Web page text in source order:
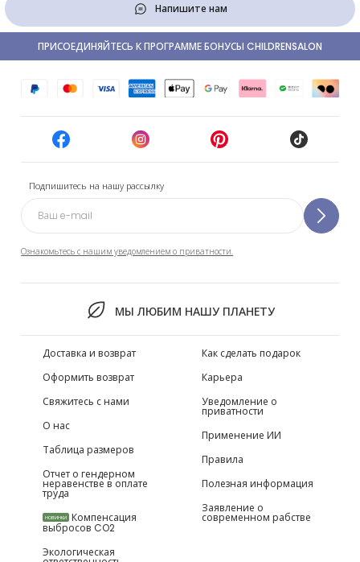
Напишите нам
Подпишитесь на нашу рассылку
Ознакомьтесь с нашим уведомлением о приватности.
МЫ ЛЮБИМ НАШУ ПЛАНЕТУ
ПРИСОЕДИНЯЙТЕСЬ К ПРОГРАММЕ БОНУСЫ CHILDRENSALON
Доставка и возврат
Оформить возврат
Свяжитесь с нами
О нас
Таблица размеров
Отчет о гендерном
неравенстве в оплате
труда
НОВИНКИ Компенсация
выбросов CO2
Экологическая
Как сделать подарок
Карьера
Уведомление о
приватности
Применение ИИ
Правила
Полезная информация
Заявление о
современном рабстве